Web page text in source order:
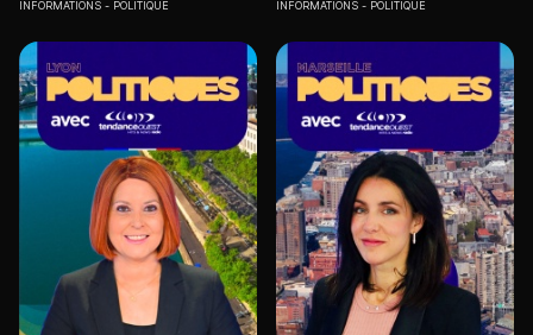
INFORMATIONS POLITIQUE INFORMATIONS POLITIQUE